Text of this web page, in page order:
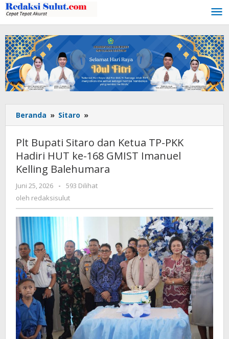
Lewati
ke
konten
Beranda » Sitaro »
Bupati
Sitaro
dan
Ketua
TP-
Hadiri
ke-
Imanuel
Kelling
Balehumara
Plt Bupati Sitaro dan Ketua TP-PKK
Hadiri HUT ke-168 GMIST Imanuel
Kelling Balehumara
Juni 25, 2026
oleh
redaksisulut
-
593 Dilihat
oleh redaksisulut